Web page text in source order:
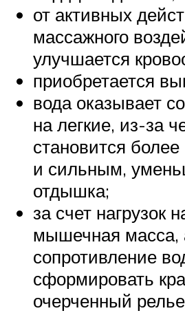
от активных
массажного
улучшается
приобретается
вода оказывает
на легкие, из-за
становится
и сильным,
отдышка;
за счет нагрузок
мышечная масса,
сопротивление
сформировать
очерченный